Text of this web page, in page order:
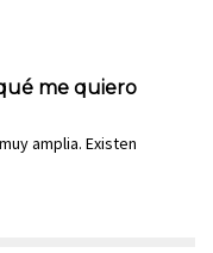
me quiero
amplia. Existen